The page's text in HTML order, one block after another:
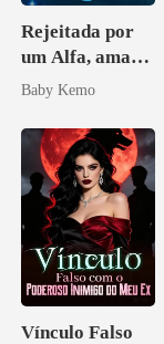
Rejeitada por
um Alfa, amada
por um
Baby Kemo
Vínculo Falso